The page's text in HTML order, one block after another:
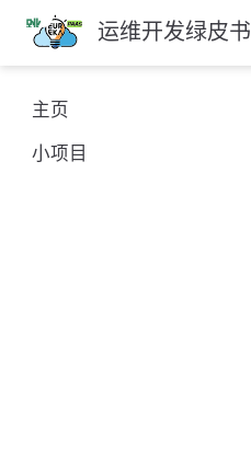
跳
至
主
要
內
容
运维开发绿皮书
主页
小项目